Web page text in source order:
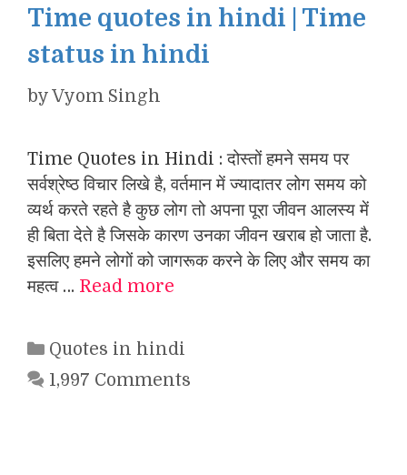
Time quotes in hindi | Time
status in hindi
byVyom Singh
Time Quotes in Hindi : दोस्तों हमने समय पर
सर्वश्रेष्ठ विचार लिखे है, वर्तमान में ज्यादातर लोग समय को
व्यर्थ करते रहते है कुछ लोग तो अपना पूरा जीवन आलस्य में
ही बिता देते है जिसके कारण उनका जीवन खराब हो जाता है.
इसलिए हमने लोगों को जागरूक करने के लिए और समय का
महत्व … Read more
Categories
Quotes in hindi
1,997 Comments